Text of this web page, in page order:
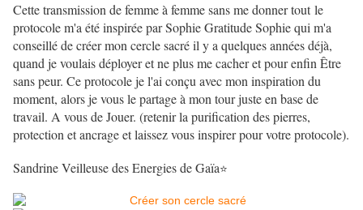
Cette transmission de femme à femme sans me donner tout le
protocole m'a été inspirée par Sophie Gratitude Sophie qui m'a
conseillé de créer mon cercle sacré il y a quelques années déjà,
quand je voulais déployer et ne plus me cacher et pour enfin Être
sans peur. Ce protocole je l'ai conçu avec mon inspiration du
moment, alors je vous le partage à mon tour juste en base de
travail. A vous de Jouer. (retenir la purification des pierres,
protection et ancrage et laissez vous inspirer pour votre protocole).
Sandrine Veilleuse des Energies de Gaïa⭐